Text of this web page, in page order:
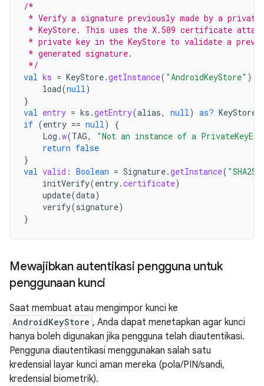
/*
* Verify a signature previously made by a
* KeyStore. This uses the X.509 certificate
* private key in the KeyStore to validate a
* generated signature.
*/
val ks = KeyStore.getInstance( "AndroidKeyStore" ).
load(null)
}
val entry = ks .getEntry(alias, null) as? KeyStore
if (entry == null)
{
Log .w(TAG,
"Not an instance of a
return false
}
val valid : Boolean = Signature.getInstance(
initVerify(entry.certificate)
update(data)
verify(signature)
}
Mewajibkan autentikasi pengguna untuk
penggunaan kunci
Saat membuat atau mengimpor kunci ke
AndroidKeyStore , Anda dapat menetapkan agar kunci
hanya boleh digunakan jika pengguna telah diautentikasi.
Pengguna diautentikasi menggunakan salah satu
kredensial layar kunci aman mereka (pola/PIN/sandi,
kredensial biometrik).